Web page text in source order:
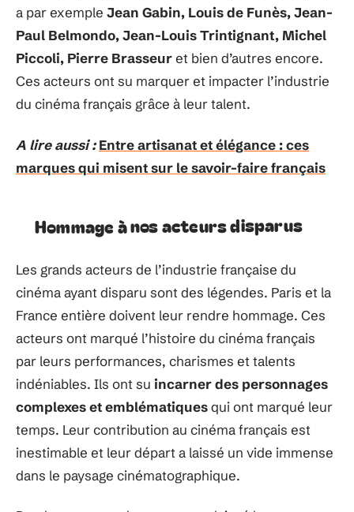
a par exemple Jean Gabin, Louis de Funès, Jean-
Paul Belmondo, Jean-Louis Trintignant, Michel
Piccoli, Pierre Brasseuret bien d’autres encore.
Ces acteurs ont su marquer et impacter l’industrie
du cinéma français grâce à leur talent.
A lire aussi : Entre artisanat et élégance : ces
marques qui misent sur le savoir-faire français
Hommage à nos acteurs disparus
Les grands acteurs de l’industrie française du
cinéma ayant disparu sont des légendes. Paris et la
France entière doivent leur rendre hommage. Ces
acteurs ont marqué l’histoire du cinéma français
par leurs performances, charismes et talents
indéniables. Ils ont su incarner des personnages
complexes et emblématiquesqui ont marqué leur
temps. Leur contribution au cinéma français est
inestimable et leur départ a laissé un vide immense
dans le paysage cinématographique.